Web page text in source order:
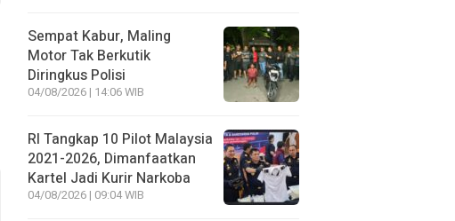
Sempat Kabur, Maling
Motor Tak Berkutik
Diringkus Polisi
04/08/2026 | 14:06 WIB
RI Tangkap 10 Pilot Malaysia
2021-2026, Dimanfaatkan
Kartel Jadi Kurir Narkoba
04/08/2026 | 09:04 WIB